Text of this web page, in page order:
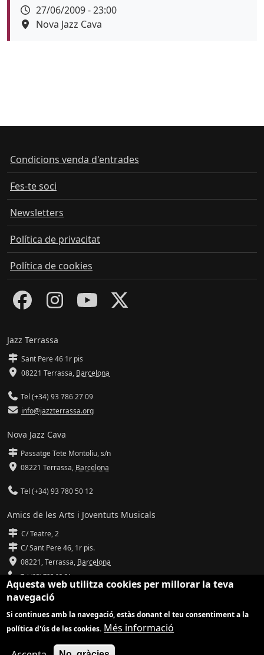
Data
27/06/2009 - 23:00
Espai
Nova Jazz Cava
Condicions venda d'entrades
Fes-te soci
Newsletters
Política de privacitat
Política de cookies
Jazz Terrassa
Sant Pere 46 1r pis
08221 Terrassa, Barcelona
Tel (+34) 93 786 27 09
info@jazzterrassa.org
Nova Jazz Cava
Passatge Tete Montoliu, s/n
08221 Terrassa, Barcelona
Tel (+34) 93 780 50 12
Amics de les Arts i Joventuts Musicals
C/ Teatre, 2
C/ Sant Pere 46, 1r pis.
08221,Terrassa, Barcelona
Tel (93) 785 92 31
info@amicsdelesarts-jjmm.cat
www.amicsdelesarts-jjmm.cat
Adaptació de
Aquesta web utilitza cookies per millorar la teva
navegació
Si continues amb la navegació, estàs donant el teu consentiment a la
política d'ús de les cookies. Més informació